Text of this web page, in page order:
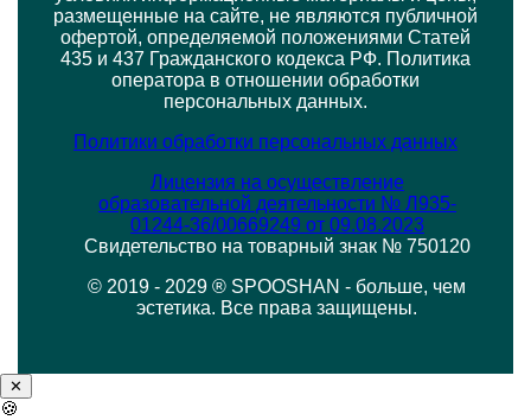
размещенные на сайте, не являются публичной
офертой, определяемой положениями Статей
435 и 437 Гражданского кодекса РФ. Политика
оператора в отношении обработки
персональных данных.
Политики обработки персональных данных
Лицензия на осуществление
образовательной деятельности № Л935-
01244-36/00669249 от 09.08.2023
Свидетельство на товарный знак № 750120
© 2019 - 2029 ® SPOOSHAN - больше, чем
эстетика. Все права защищены.
✕
🍪